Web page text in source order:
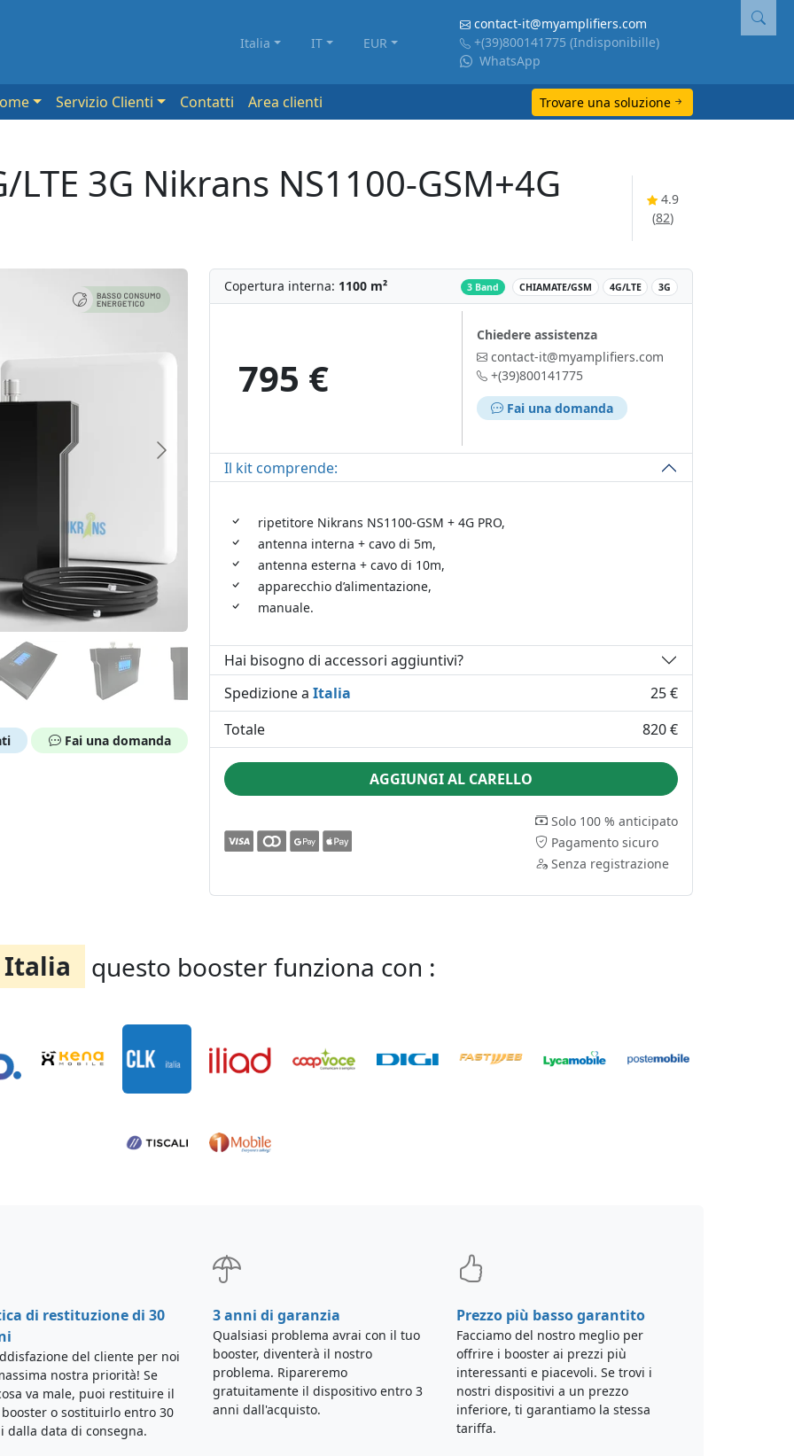
Italia IT EUR
contact-it@myamplifiers.com
+(39)800141775 (Indisponibille)
WhatsApp
Servizio Clienti Contatti Area clienti Trovare una soluzione
3G Nikrans NS1100-GSM+4G
4.9
(82)
Fai una domanda
Copertura interna: 1100 m² 3 Band ‌ CHIAMATE/GSM 4G/LTE 3G
795 €
Chiedere assistenza
contact-it@myamplifiers.com
+(39)800141775
Fai una domanda
Il kit comprende:
ripetitore Nikrans NS1100-GSM + 4G PRO,
antenna interna + cavo di 5m,
antenna esterna + cavo di 10m,
apparecchio d’alimentazione,
manuale.
Hai bisogno di accessori aggiuntivi?
Spedizione a Italia
25 €
Totale
820 €
AGGIUNGI AL CARELLO
Solo 100 % anticipato
Pagamento sicuro
Senza registrazione
Italia questo booster funziona con :
di restituzione di 30
del cliente per noi
nostra priorità! Se
va male, puoi restituire il
o sostituirlo entro 30
dalla data di consegna.
3 anni di garanzia
Qualsiasi problema avrai con il tuo
booster, diventerà il nostro
problema. Ripareremo
gratuitamente il dispositivo entro 3
anni dall'acquisto.
Prezzo più basso garantito
Facciamo del nostro meglio per
offrire i booster ai prezzi più
interessanti e piacevoli. Se trovi i
nostri dispositivi a un prezzo
inferiore, ti garantiamo la stessa
tariffa.